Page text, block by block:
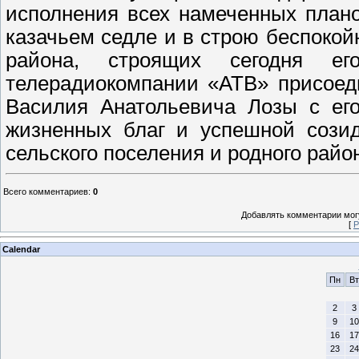
исполнения всех намеченных
казачьем седле и в строю
района, строящих сегодня
телерадиокомпании «АТВ»
Василия Анатольевича Лозы с
жизненных благ и успешной
сельского поселения и родного
Всего комментариев: 0
Добавлять комментарии
[
Calendar
Пн
Вт
2
3
9
10
16
17
23
24